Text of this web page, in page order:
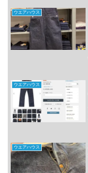
ウエアハウス
ウエアハウス
ウエアハウス